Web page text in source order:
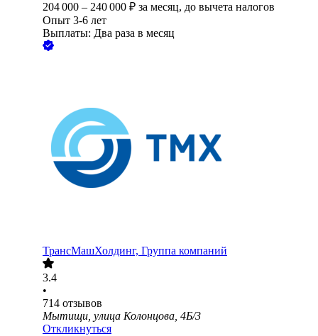
204 000 – 240 000 ₽ за месяц, до вычета налогов
Опыт 3-6 лет
Выплаты: Два раза в месяц
ТрансМашХолдинг, Группа компаний
3.4
•
714 отзывов
Мытищи, улица Колонцова, 4Б/3
Откликнуться